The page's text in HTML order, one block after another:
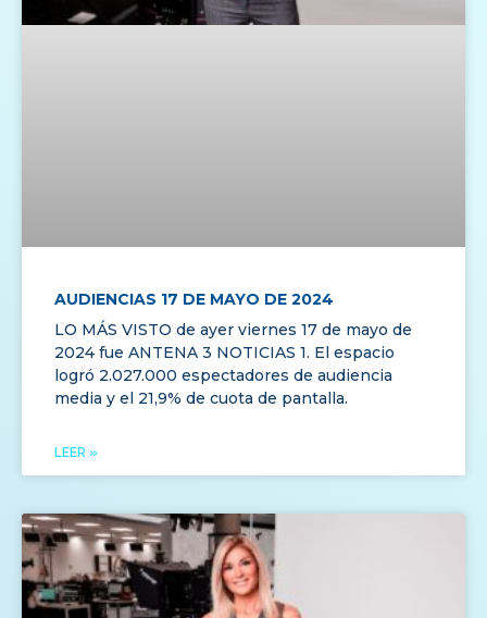
AUDIENCIAS 17 DE MAYO DE 2024
LO MÁS VISTO de ayer viernes 17 de mayo de
2024 fue ANTENA 3 NOTICIAS 1. El espacio
logró 2.027.000 espectadores de audiencia
media y el 21,9% de cuota de pantalla.
LEER »